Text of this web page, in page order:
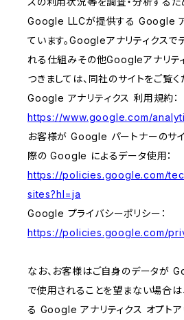
Google LLCが提供する Google ア
ています。Googleアナリティクスで
れる仕組みその他Googleアナリテ
つきましては、同社のサイトをご覧く
Google アナリティクス 利用規約：
https://www.google.com/
お客様が Google パートナーのサ
際の Google によるデータ使用：
https://policies.google.com/
sites?hl=ja
Google プライバシーポリシー：
https://policies.google.com/
なお、お客様はご自身のデータが
で使用されることを望まない場合
る Google アナリティクス オプトア